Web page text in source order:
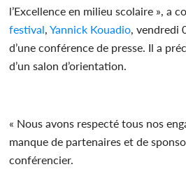
l’Excellence en milieu scolaire », a
festival ,Yannick Kouadio ,
d’une conférence de presse. Il a
d’un salon d’orientation.
« Nous avons respecté tous nos
manque de partenaires et de
conférencier.